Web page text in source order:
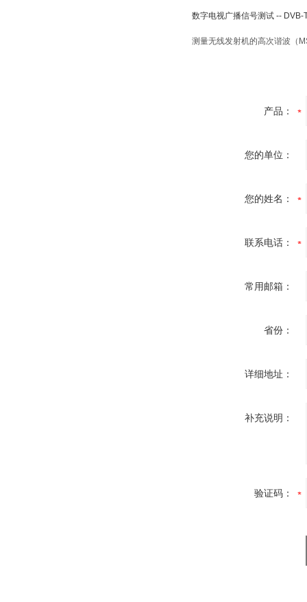
数字电视广播信号测试 -- DVB-
测量无线发射机的高次谐波（
产品：
您的单位：
您的姓名：
联系电话：
常用邮箱：
省份：
详细地址：
补充说明：
验证码：